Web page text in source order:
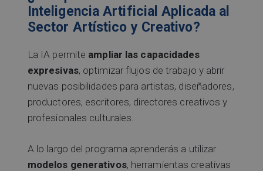
Inteligencia Artificial Aplicada al
Sector Artístico y Creativo?
La IA permite ampliar las capacidades
expresivas, optimizar flujos de trabajo y abrir
nuevas posibilidades para artistas, diseñadores,
productores, escritores, directores creativos y
profesionales culturales.
A lo largo del programa aprenderás a utilizar
modelos generativos, herramientas creativas